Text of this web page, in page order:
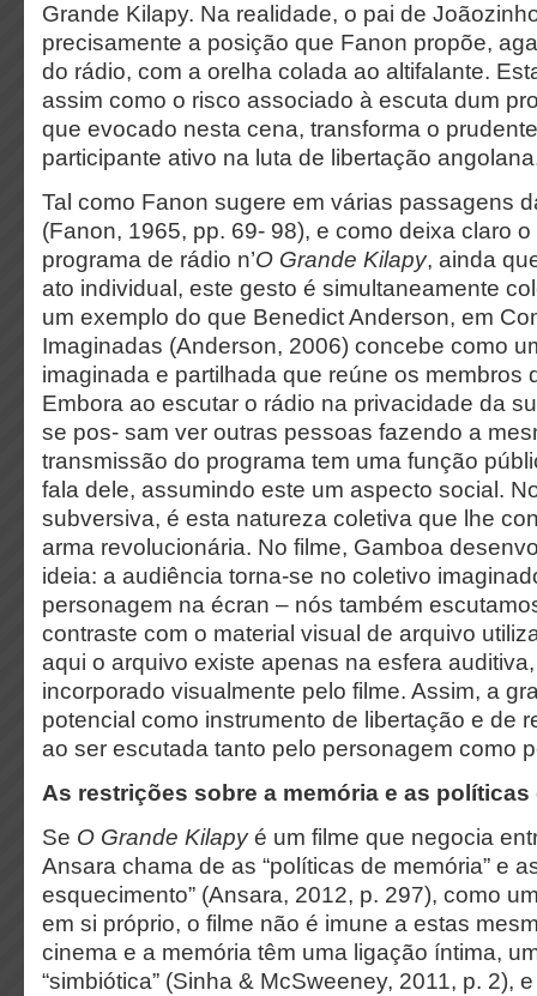
Grande Kilapy. Na realidade, o pai de
precisamente a posição que Fanon propõe,
do rádio, com a orelha colada ao altifalante.
assim como o risco associado à escuta dum
que evocado nesta cena, transforma o
participante ativo na luta de libertação
Tal como Fanon sugere em várias passagens
(Fanon, 1965, pp. 69- 98), e como deixa claro o
programa de rádio n’O Grande Kilapy, ainda
ato individual, este gesto é simultaneamente
um exemplo do que Benedict Anderson, em
Imaginadas (Anderson, 2006) concebe como
imaginada e partilhada que reúne os membros
Embora ao escutar o rádio na privacidade da
se pos- sam ver outras pessoas fazendo a
transmissão do programa tem uma função
fala dele, assumindo este um aspecto social.
subversiva, é esta natureza coletiva que lhe
arma revolucionária. No filme, Gamboa
ideia: a audiência torna-se no coletivo
personagem na écran – nós também
contraste com o material visual de arquivo
aqui o arquivo existe apenas na esfera
incorporado visualmente pelo filme. Assim, a
potencial como instrumento de libertação e de
ao ser escutada tanto pelo personagem como
As restrições sobre a memória e as políticas
Se O Grande Kilapyé um filme que negocia
Ansara chama de as “políticas de memória” e
esquecimento” (Ansara, 2012, p. 297), como
em si próprio, o filme não é imune a estas
cinema e a memória têm uma ligação íntima,
“simbiótica” (Sinha & McSweeney, 2011, p. 2),